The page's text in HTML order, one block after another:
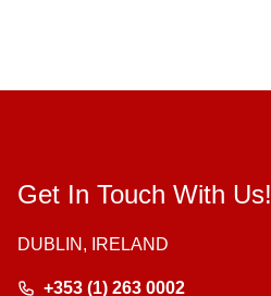
Get In Touch With Us!
DUBLIN, IRELAND
+353 (1) 263 0002